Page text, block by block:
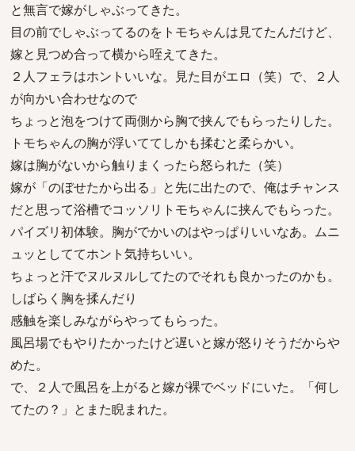
と無言で嫁がしゃぶってきた。
目の前でしゃぶってるのをトモちゃんは見てたんだけど、
嫁と見つめ合って横から咥えてきた。
２人フェラはホントいいな。見た目がエロ（笑）で、２人
が向かい合わせなので
ちょっと泡をつけて両側から胸で挟んでもらったりした。
トモちゃんの胸が浮いててしかも揉むと柔らかい。
嫁は胸がないから触りまくったら怒られた（笑）
嫁が「のぼせたから出る」と先に出たので、俺はチャンス
だと思って浴槽でコッソリトモちゃんに挟んでもらった。
パイズリ初体験。胸がでかいのはやっぱりいいなあ。ムニ
ュッとしててホント気持ちいい。
ちょっと汗でヌルヌルしてたのでそれも良かったのかも。
しばらく胸を揉んだり
感触を楽しみながらやってもらった。
風呂場でもやりたかったけど遅いと嫁が怒りそうだからや
めた。
で、２人で風呂を上がると嫁が裸でベッドにいた。「何し
てたの？」とまた睨まれた。